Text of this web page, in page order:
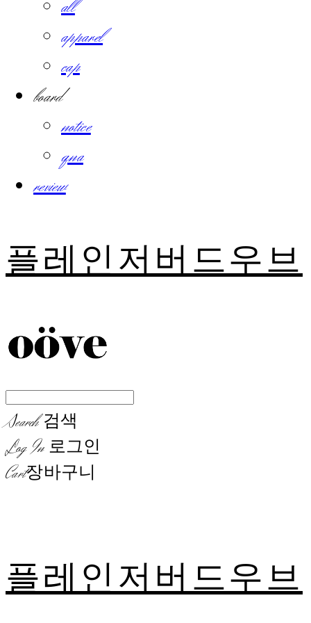
all
apparel
cap
board
notice
qna
review
플레인저버드우브
Search검색
Log In 로그인
Cart장바구니
플레인저버드우브